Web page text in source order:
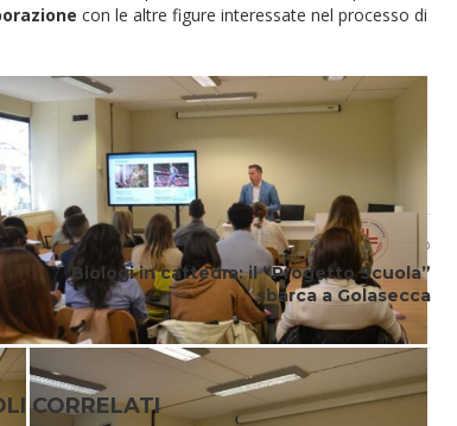
con le altre figure interessate nel processo di
Articolo successivo
Biologi in cattedra: il “Progetto Scuola”
sbarca a Golasecca
CORRELATI